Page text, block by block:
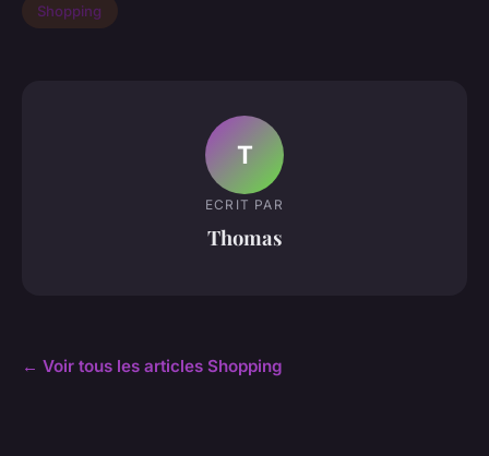
Shopping
T
ECRIT PAR
Thomas
← Voir tous les articles Shopping